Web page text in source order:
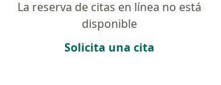
La reserva de citas en línea no está
disponible
Solicita una cita